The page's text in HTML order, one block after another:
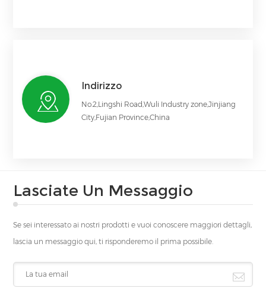
Indirizzo
No.2,Lingshi Road,Wuli Industry zone,Jinjiang
City,Fujian Province,China
Lasciate Un Messaggio
Se sei interessato ai nostri prodotti e vuoi conoscere maggiori dettagli,
lascia un messaggio qui, ti risponderemo il prima possibile.